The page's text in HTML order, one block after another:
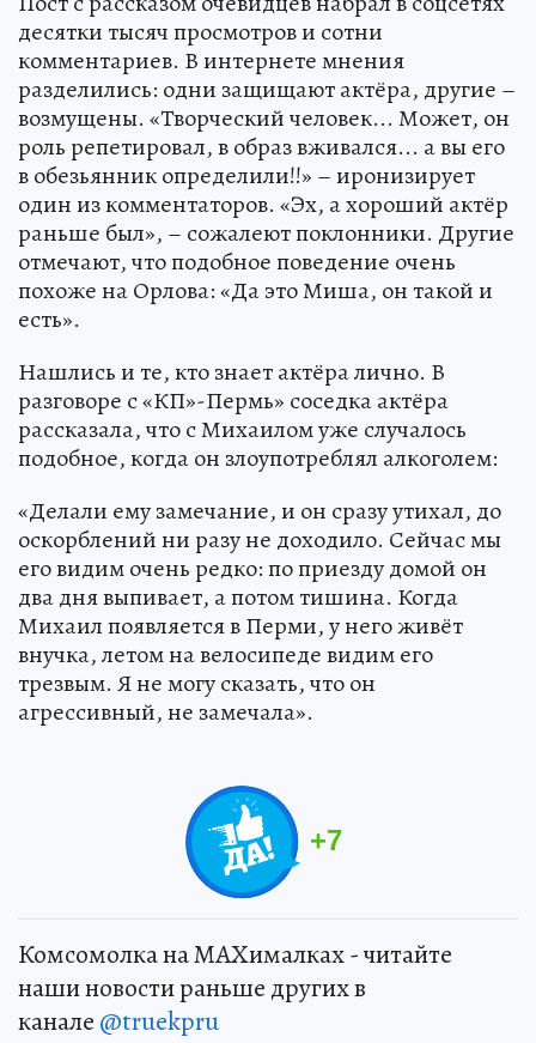
десятки тысяч просмотров и сотни
комментариев. В интернете мнения
разделились: одни защищают актёра, другие –
возмущены. «Творческий человек... Может, он
роль репетировал, в образ вживался... а вы его
в обезьянник определили!!» – иронизирует
один из комментаторов. «Эх, а хороший актёр
раньше был», – сожалеют поклонники. Другие
отмечают, что подобное поведение очень
похоже на Орлова: «Да это Миша, он такой и
есть».
Нашлись и те, кто знает актёра лично. В
разговоре с «КП»-Пермь» соседка актёра
рассказала, что с Михаилом уже случалось
подобное, когда он злоупотреблял алкоголем:
«Делали ему замечание, и он сразу утихал, до
оскорблений ни разу не доходило. Сейчас мы
его видим очень редко: по приезду домой он
два дня выпивает, а потом тишина. Когда
Михаил появляется в Перми, у него живёт
внучка, летом на велосипеде видим его
трезвым. Я не могу сказать, что он
агрессивный, не замечала».
+7
Комсомолка на MAXималках - читайте
наши новости раньше других в
канале @truekpru